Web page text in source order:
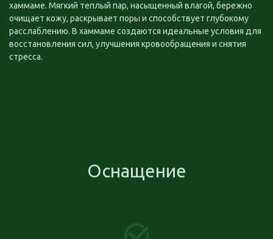
хаммаме. Мягкий теплый пар, насыщенный влагой, бережно
очищает кожу, раскрывает поры и способствует глубокому
расслаблению. В хаммаме создаются идеальные условия для
восстановления сил, улучшения кровообращения и снятия
стресса.
Оснащение